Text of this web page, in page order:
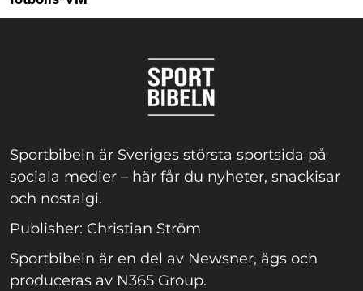
Sportbibeln är Sveriges största sportsida på
sociala medier – här får du nyheter, snackisar
och nostalgi.
Publisher: Christian Ström
Sportbibeln är en del av Newsner, ägs och
produceras av N365 Group.